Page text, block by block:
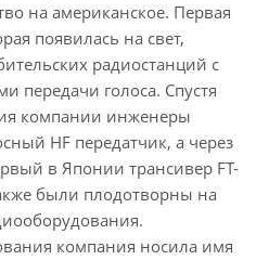
на американское. Первая
появилась на свет,
радиостанций с
передачи голоса. Спустя
компании инженеры
HF передатчик, а через
в Японии трансивер FT-
были плодотворны на
компания носила имя